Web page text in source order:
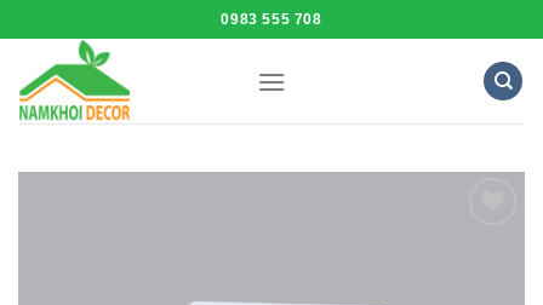
to
content
0983 555 708